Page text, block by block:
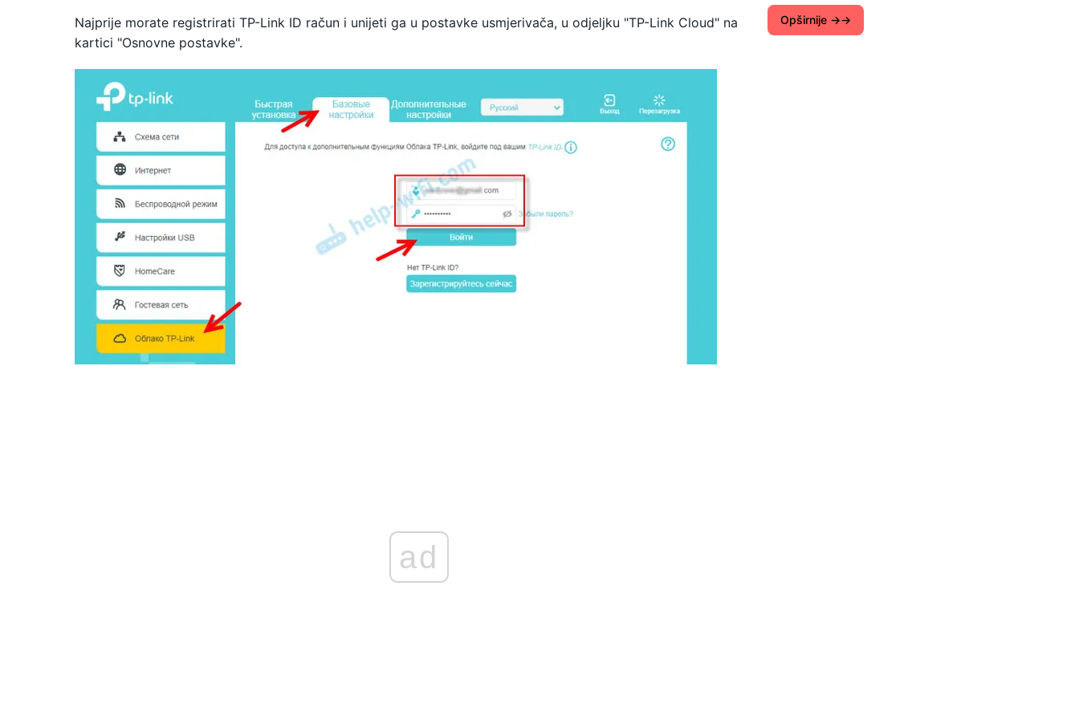
Najprije morate registrirati TP-Link ID račun i unijeti ga u postavke usmjerivača, u odjeljku "TP-Link Cloud" na
kartici "Osnovne postavke".
ad
Opširnije →